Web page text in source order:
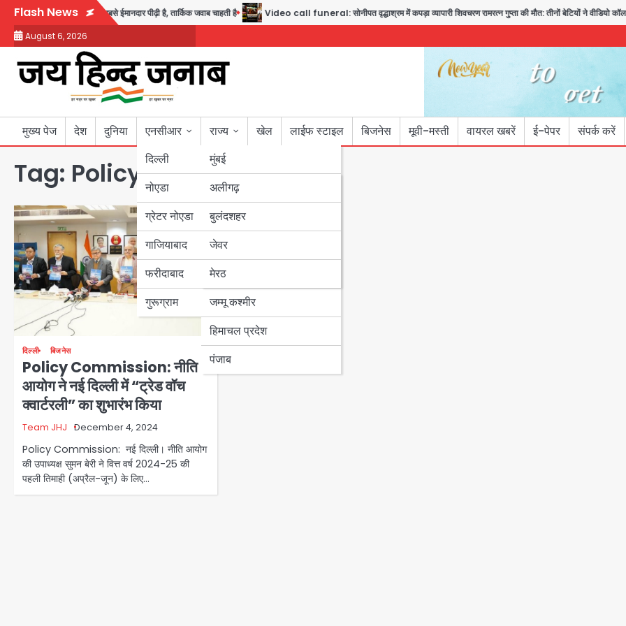
Skip
content
Flash News
समर्थन, कहा- ये सबसे ईमानदार पीढ़ी है, तार्किक जवाब चाहती है Video call funeral: सोनीपत वृद्धाश्रम में कपड़ा व्यापारी शिवचरण रामरत्न गुप्ता की मौत: तीनों बेटियों ने वीडियो कॉल
August 6, 2026
मुख्य पेज देश दुनिया
एनसीआर
दिल्ली
नोएडा
ग्रेटर नोएडा
गाजियाबाद
फरीदाबाद
गुरूग्राम
राज्य
मुंबई
उत्तर प्रदेश
अलीगढ़
बुलंदशहर
जेवर
मेरठ
बिहार
पंजाब
हरियाणा
जम्मू कश्मीर
हिमाचल प्रदेश
पंजाब
खेल लाईफ स्टाइल बिजनेस मूवी-मस्ती वायरल खबरें ई-पेपर संपर्क करें
Tag: Policy Commission
दिल्ली बिजनेस
Policy Commission: नीति
आयोग ने नई दिल्ली में “ट्रेड वॉच
क्वार्टरली” का शुभारंभ किया
Team JHJ December 4, 2024
Policy Commission: नई दिल्ली। नीति आयोग
की उपाध्यक्ष सुमन बेरी ने वित्त वर्ष 2024-25 की
पहली तिमाही (अप्रैल-जून) के लिए…